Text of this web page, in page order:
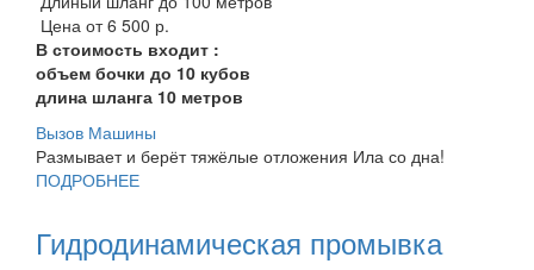
Цена от 6 500 р.
В стоимость входит :
объем бочки до 10 кубов
длина шланга 10 метров
Вызов Машины
Размывает и берёт тяжёлые отложения Ила со дна!
ПОДРОБНЕЕ
Гидродинамическая промывка